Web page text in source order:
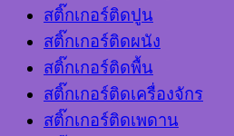
สติ๊กเกอร์ติดปูน
สติ๊กเกอร์ติดผนัง
สติ๊กเกอร์ติดพื้น
สติ๊กเกอร์ติดเครื่องจักร
สติ๊กเกอร์ติดเพดาน